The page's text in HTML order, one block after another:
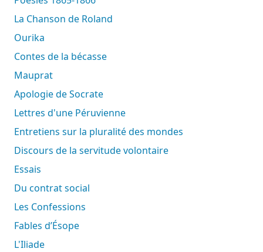
La Chanson de Roland
Ourika
Contes de la bécasse
Mauprat
Apologie de Socrate
Lettres d'une Péruvienne
Entretiens sur la pluralité des mondes
Discours de la servitude volontaire
Essais
Du contrat social
Les Confessions
Fables d’Ésope
L'Iliade